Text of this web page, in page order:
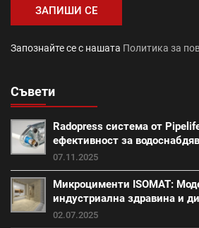
саниране (21)
Промоция работни инструменти и
(28)
външна изолация (18) фибран
Класик (15) Покривна система
Промоция вата (20)
Запознайте се с нашата Политика за
Съвети
Radopress система от
ефективност за
07.11.2025
Микроцименти ISOMAT:
индустриална здравина и
02.07.2025